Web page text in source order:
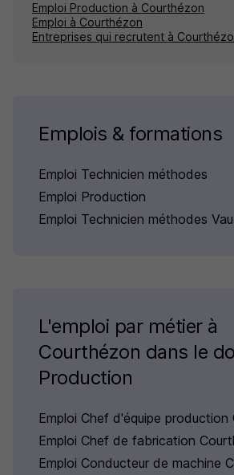
Emploi Production à Courthézon
Emploi à Courthézon
Entreprises qui recrutent à
Emplois & formations
Emploi Technicien méthodes
Emploi Production
Emploi Technicien méthodes
L'emploi par métier à
Courthézon dans le
Production
Emploi Chef d'équipe production
Emploi Chef de fabrication
Emploi Conducteur de machine